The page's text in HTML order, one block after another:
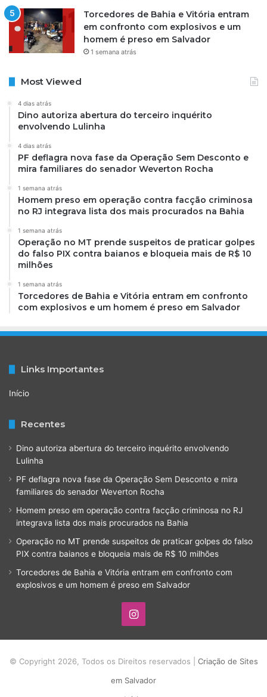
Torcedores de Bahia e Vitória entram
em confronto com explosivos e um
homem é preso em Salvador
1 semana atrás
Most Viewed
4 dias atrás
Dino autoriza abertura do terceiro inquérito
envolvendo Lulinha
4 dias atrás
PF deflagra nova fase da Operação Sem Desconto e
mira familiares do senador Weverton Rocha
1 semana atrás
Homem preso em operação contra facção criminosa
no RJ integrava lista dos mais procurados na Bahia
1 semana atrás
Operação no MT prende suspeitos de praticar golpes
do falso PIX contra baianos e bloqueia mais de R$ 10
milhões
1 semana atrás
Torcedores de Bahia e Vitória entram em confronto
com explosivos e um homem é preso em Salvador
Links Importantes
Início
Recentes
Dino autoriza abertura do terceiro inquérito envolvendo
Lulinha
PF deflagra nova fase da Operação Sem Desconto e mira
familiares do senador Weverton Rocha
Homem preso em operação contra facção criminosa no RJ
integrava lista dos mais procurados na Bahia
Operação no MT prende suspeitos de praticar golpes do falso
PIX contra baianos e bloqueia mais de R$ 10 milhões
Torcedores de Bahia e Vitória entram em confronto com
explosivos e um homem é preso em Salvador
Instagram
© Copyright 2026, Todos os Direitos reservados | Criação de Sites
em Salvador